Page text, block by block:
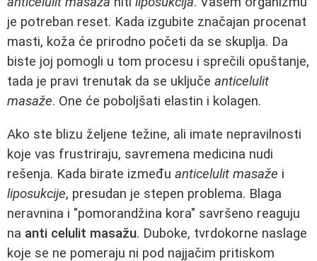
je potreban reset. Kada izgubite značajan procenat
masti, koža će prirodno početi da se skuplja. Da
biste joj pomogli u tom procesu i sprečili opuštanje,
tada je pravi trenutak da se uključe anticelulit
masaže. One će poboljšati elastin i kolagen.
Ako ste blizu željene težine, ali imate nepravilnosti
koje vas frustriraju, savremena medicina nudi
rešenja. Kada birate između anticelulit masaže i
liposukcije, presudan je stepen problema. Blaga
neravnina i "pomorandžina kora" savršeno reaguju
na anti celulit masažu. Duboke, tvrdokorne naslage
koje se ne pomeraju ni pod najjačim pritiskom